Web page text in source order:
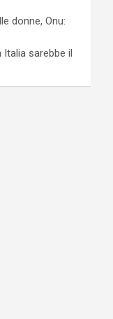
donne, Onu:
Italia sarebbe il